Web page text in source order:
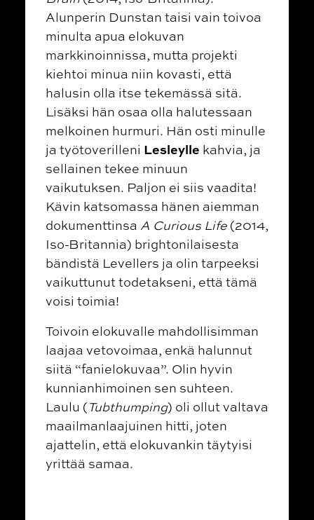
Alunperin Dunstan taisi vain toivoa
minulta apua elokuvan
markkinoinnissa, mutta projekti
kiehtoi minua niin kovasti, että
halusin olla itse tekemässä sitä.
Lisäksi hän osaa olla halutessaan
melkoinen hurmuri. Hän osti minulle
ja työtoverilleni Lesleylle kahvia, ja
sellainen tekee minuun
vaikutuksen. Paljon ei siis vaadita!
Kävin katsomassa hänen aiemman
dokumenttinsa A Curious Life (2014,
Iso-Britannia) brightonilaisesta
bändistä Levellers ja olin tarpeeksi
vaikuttunut todetakseni, että tämä
voisi toimia!
Toivoin elokuvalle mahdollisimman
laajaa vetovoimaa, enkä halunnut
siitä “fanielokuvaa”. Olin hyvin
kunnianhimoinen sen suhteen.
Laulu (Tubthumping) oli ollut valtava
maailmanlaajuinen hitti, joten
ajattelin, että elokuvankin täytyisi
yrittää samaa.